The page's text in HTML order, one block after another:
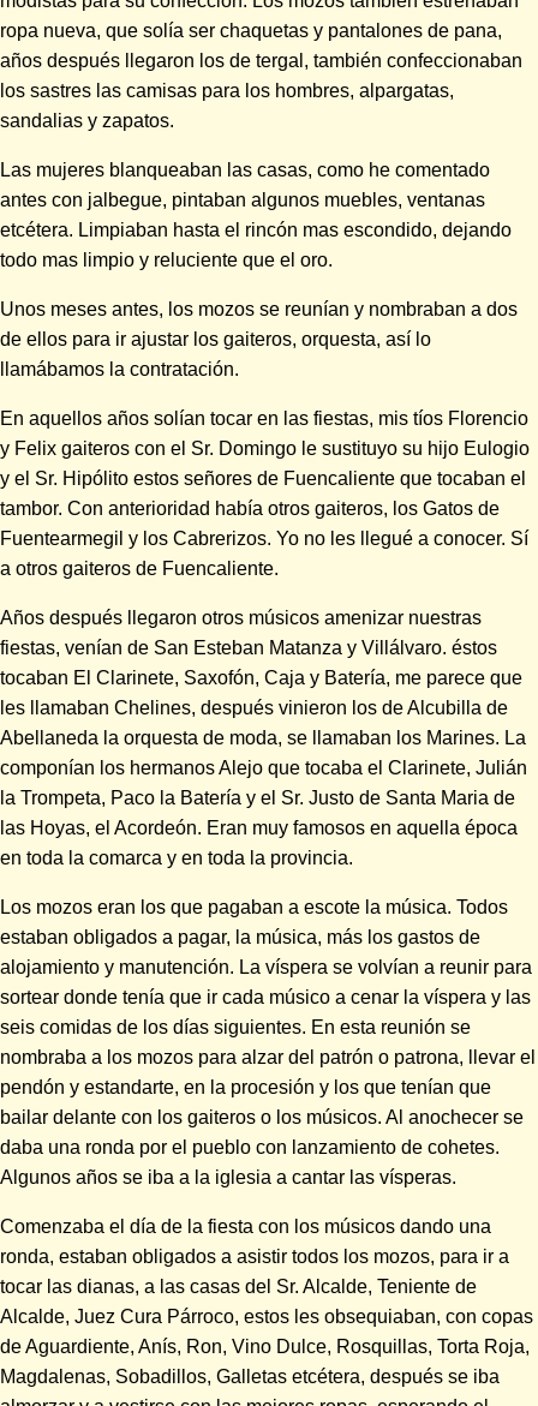
ropa nueva, que solía ser chaquetas y pantalones de pana,
años después llegaron los de tergal, también confeccionaban
los sastres las camisas para los hombres, alpargatas,
sandalias y zapatos.
Las mujeres blanqueaban las casas, como he comentado
antes con jalbegue, pintaban algunos muebles, ventanas
etcétera. Limpiaban hasta el rincón mas escondido, dejando
todo mas limpio y reluciente que el oro.
Unos meses antes, los mozos se reunían y nombraban a dos
de ellos para ir ajustar los gaiteros, orquesta, así lo
llamábamos la contratación.
En aquellos años solían tocar en las fiestas, mis tíos Florencio
y Felix gaiteros con el Sr. Domingo le sustituyo su hijo Eulogio
y el Sr. Hipólito estos señores de Fuencaliente que tocaban el
tambor. Con anterioridad había otros gaiteros, los Gatos de
Fuentearmegil y los Cabrerizos. Yo no les llegué a conocer. Sí
a otros gaiteros de Fuencaliente.
Años después llegaron otros músicos amenizar nuestras
fiestas, venían de San Esteban Matanza y Villálvaro. éstos
tocaban El Clarinete, Saxofón, Caja y Batería, me parece que
les llamaban Chelines, después vinieron los de Alcubilla de
Abellaneda la orquesta de moda, se llamaban los Marines. La
componían los hermanos Alejo que tocaba el Clarinete, Julián
la Trompeta, Paco la Batería y el Sr. Justo de Santa Maria de
las Hoyas, el Acordeón. Eran muy famosos en aquella época
en toda la comarca y en toda la provincia.
Los mozos eran los que pagaban a escote la música. Todos
estaban obligados a pagar, la música, más los gastos de
alojamiento y manutención. La víspera se volvían a reunir para
sortear donde tenía que ir cada músico a cenar la víspera y las
seis comidas de los días siguientes. En esta reunión se
nombraba a los mozos para alzar del patrón o patrona, llevar el
pendón y estandarte, en la procesión y los que tenían que
bailar delante con los gaiteros o los músicos. Al anochecer se
daba una ronda por el pueblo con lanzamiento de cohetes.
Algunos años se iba a la iglesia a cantar las vísperas.
Comenzaba el día de la fiesta con los músicos dando una
ronda, estaban obligados a asistir todos los mozos, para ir a
tocar las dianas, a las casas del Sr. Alcalde, Teniente de
Alcalde, Juez Cura Párroco, estos les obsequiaban, con copas
de Aguardiente, Anís, Ron, Vino Dulce, Rosquillas, Torta Roja,
Magdalenas, Sobadillos, Galletas etcétera, después se iba